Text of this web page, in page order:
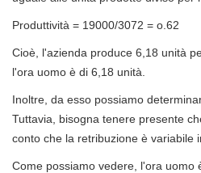
Produttività = 19000/3072 = o.62
Cioè, l'azienda produce 6,18 unità
l'ora uomo è di 6,18 unità.
Inoltre, da esso possiamo
Tuttavia, bisogna tenere presente
conto che la retribuzione è variabile
Come possiamo vedere, l'ora uomo